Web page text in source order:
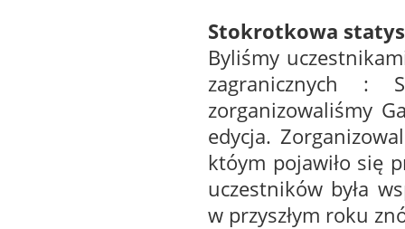
Stokrotkowa
Byliśmy
zagranicznych :
zorganizowaliśmy
edycja.
któym pojawiło się
uczestników była
w przyszłym roku